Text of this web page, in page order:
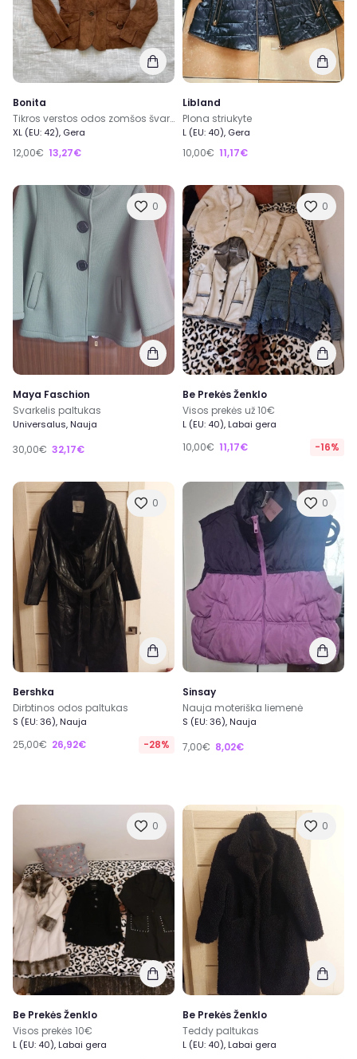
Bonita
Tikros verstos odos zomšos švarkelis trumpas paltukas, Bonita, retro vintage
XL (EU: 42), Gera
12,00€ 13,27€
Libland
Plona striukyte
L (EU: 40), Gera
10,00€ 11,17€
0
Maya Faschion
Svarkelis paltukas
Universalus, Nauja
30,00€ 32,17€
0
Be Prekės Ženklo
Visos prekės už 10€
L (EU: 40), Labai gera
10,00€ 11,17€ -16%
0
Bershka
Dirbtinos odos paltukas
S (EU: 36), Nauja
25,00€ 26,92€ -28%
0
Sinsay
Nauja moteriška liemenė
S (EU: 36), Nauja
7,00€ 8,02€
0
Be Prekės Ženklo
Visos prekės 10€
L (EU: 40), Labai gera
0
Be Prekės Ženklo
Teddy paltukas
L (EU: 40), Labai gera